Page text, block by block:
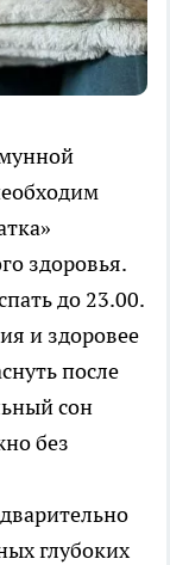
здоровья.
до 23.00.
и здоровее
после
сон
без
глубоких